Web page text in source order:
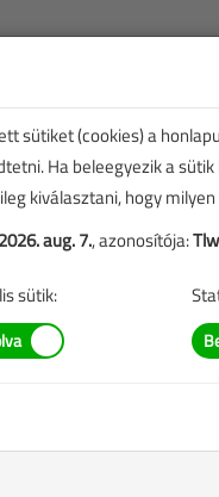
sütiket (cookies) a
Ha beleegyezik a
kiválasztani, hogy
2026. aug. 7., azonosítója:
sütik: